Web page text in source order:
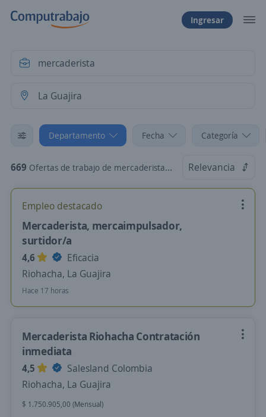
Ingresar
Departamento Fecha Categoría
669 Ofertas de trabajo de mercaderista en La Guajira Relevancia
Empleo destacado
Mercaderista, mercaimpulsador,
surtidor/a
4,6
Eficacia
Riohacha, La Guajira
Hace 17 horas
Mercaderista Riohacha Contratación
inmediata
4,5
Salesland Colombia
Riohacha, La Guajira
$ 1.750.905,00 (Mensual)